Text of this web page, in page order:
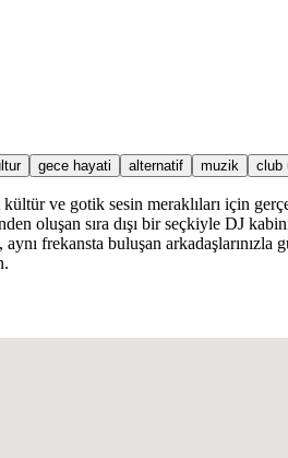
gece hayati alternatif muzik club
ve gotik sesin meraklıları için
oluşan sıra dışı bir seçkiyle DJ
frekansta buluşan arkadaşlarınızla